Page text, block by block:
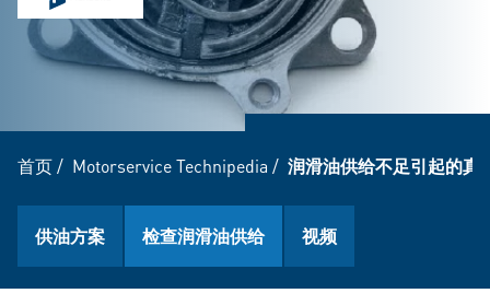
首页/ Motorservice Technipedia / 润滑油供给不足引起的真
供油方案 检查润滑油供给 视频